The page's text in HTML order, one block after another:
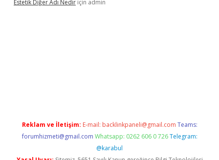
Estetik Diğer Adı Nedir için admin
Reklam ve İletişim: E-mail: backlinkpaneli@gmail.com Teams:
forumhizmeti@gmail.com Whatsapp: 0262 606 0 726 Telegram:
@karabul